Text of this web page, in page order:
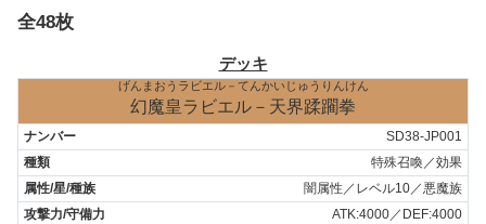
全48枚
デッキ
げんまおうラビエル－てんかいじゅうりんけん
幻魔皇ラビエル－天界蹂躙拳
SD38-JP001
特殊召喚／効果
闇属性／レベル10／悪魔族
ATK:4000／DEF:4000